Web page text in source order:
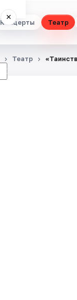
Концерты Театр
×
☾
Театр